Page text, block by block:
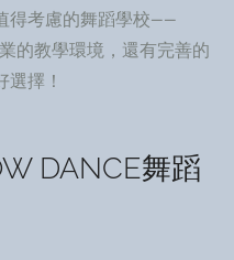
得考慮的舞蹈學校——
的教學環境，還有完善的
擇！
DANCE舞蹈